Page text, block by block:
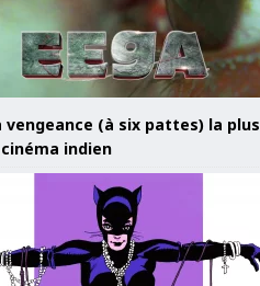
vengeance (à six pattes) la plus
indien